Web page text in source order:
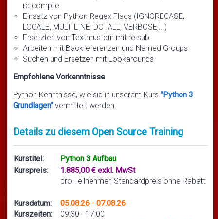
re.compile
Einsatz von Python Regex Flags (IGNORECASE,
LOCALE, MULTILINE, DOTALL, VERBOSE,...)
Ersetzten von Textmustern mit re.sub
Arbeiten mit Backreferenzen und Named Groups
Suchen und Ersetzen mit Lookarounds
Empfohlene Vorkenntnisse
Python Kenntnisse, wie sie in unserem Kurs "Python 3
Grundlagen" vermittelt werden.
Details zu diesem Open Source Training
Kurstitel:
Python 3 Aufbau
Kurspreis:
1.885,00 € exkl. MwSt
pro Teilnehmer, Standardpreis ohne Rabatt
Kursdatum:
Kurszeiten:
05.08.26 - 07.08.26
09:30 - 17:00